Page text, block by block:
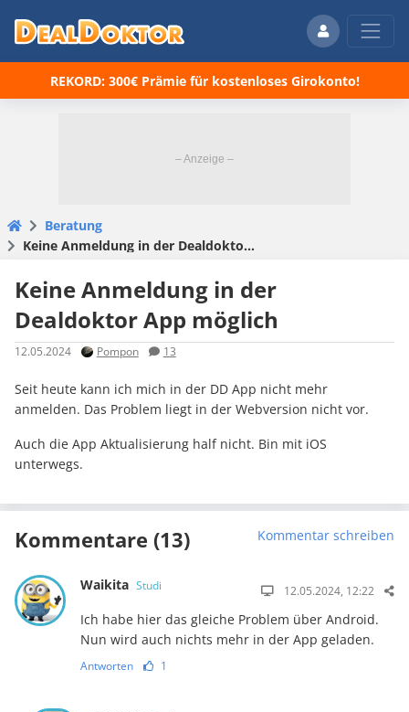
REKORD: 300€ Prämie für kostenloses Girokonto!
Beratung
Keine Anmeldung in der Dealdoktor App möglich
Keine Anmeldung in der
Dealdoktor App möglich
12.05.2024 Pompon 13
Seit heute kann ich mich in der DD App nicht mehr
anmelden. Das Problem liegt in der Webversion nicht vor.
Auch die App Aktualisierung half nicht. Bin mit iOS
unterwegs.
Kommentare (13) Kommentar schreiben
Waikita Studi 12.05.2024, 12:22
Ich habe hier das gleiche Problem über Android.
Nun wird auch nichts mehr in der App geladen.
Antworten 1